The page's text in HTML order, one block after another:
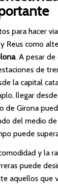
para hacer
Reus como
. A pesar de
de
la capital
llegar
de Girona
del medio
puede
y la
puede
aquellos que